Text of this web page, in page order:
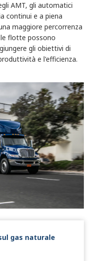
AMT, gli automatici
continui e a piena
maggiore percorrenza
flotte possono
gli obiettivi di
e l'efficienza.
gas naturale